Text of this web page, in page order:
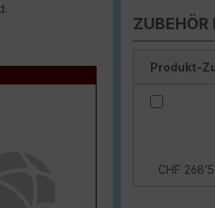
ZUBEHÖR
Produkt-
CHF